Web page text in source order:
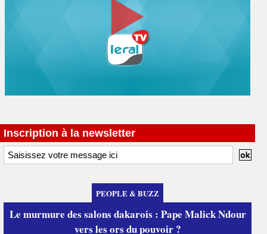
Inscription à la newsletter
PEOPLE & BUZZ
Le murmure des salons dakarois : Pape Malick Ndour
vers les ors du pouvoir ?